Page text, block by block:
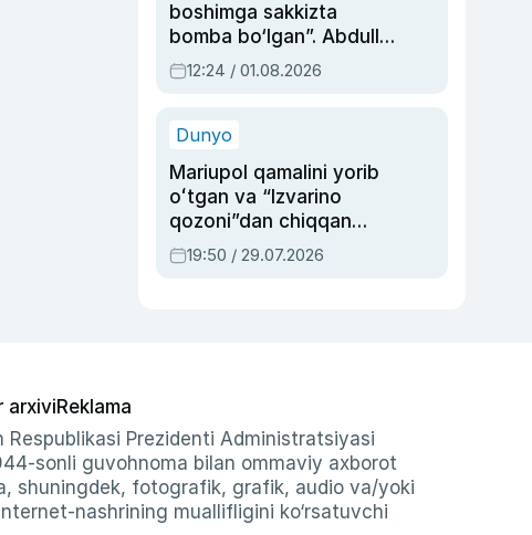
boshimga sakkizta
bomba bo‘lgan”. Abdulla
Oripovni siyosiy
ayblovlardan asrab
12:24 / 01.08.2026
Dunyo
Mariupol qamalini yorib
oʻtgan va “Izvarino
qozoni”dan chiqqan
qahramon — Ukraina
armiyasi bosh
19:50 / 29.07.2026
arxiviReklama
Respublikasi Prezidenti Administratsiyasi
sonli guvohnoma bilan ommaviy axborot
shuningdek, fotografik, grafik, audio va/yoki
nashrining muallifligini ko‘rsatuvchi